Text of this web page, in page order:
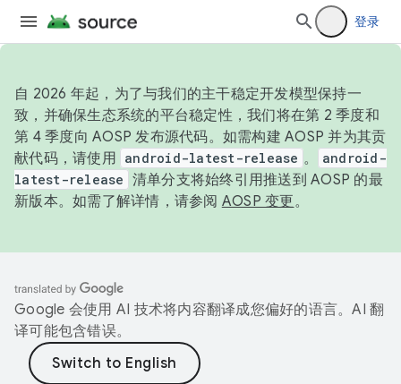
登录
自 2026 年起，为了与我们的主干稳定开发模型保持一
致，并确保生态系统的平台稳定性，我们将在第 2 季度和
第 4 季度向 AOSP 发布源代码。如需构建 AOSP 并为其贡
献代码，请使用 android-latest-release 。
android-
latest-release 清单分支将始终引用推送到 AOSP 的最
新版本。如需了解详情，请参阅 AOSP 变更。
Google 会使用 AI 技术将内容翻译成您偏好的语言。AI 翻
译可能包含错误。